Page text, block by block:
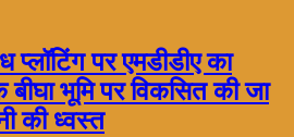
प्लॉटिंग पर एमडीडीए का
भूमि पर विकसित की जा
की ध्वस्त